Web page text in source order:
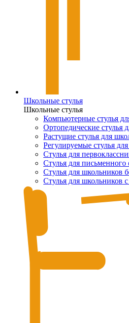
Школьные стулья
Школьные стулья
Компьютерные стулья
Ортопедические стулья
Растущие стулья для
Регулируемые стулья
Стулья для
Стулья для письменного
Стулья для школьников
Стулья для школьников